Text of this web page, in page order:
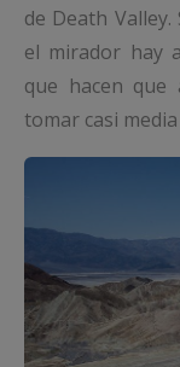
de Death
el mirador hay
que hacen que
tomar casi